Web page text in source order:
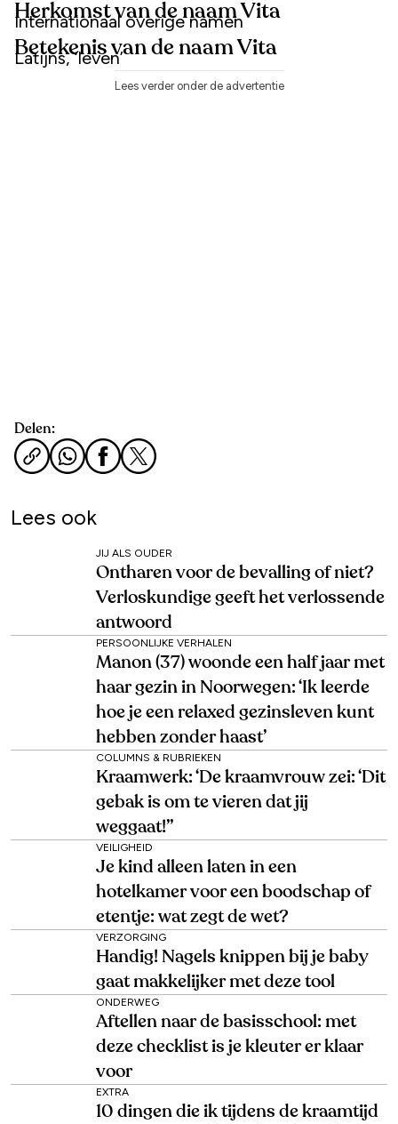
Herkomst van de naam Vita
Internationaal overige namen
Betekenis van de naam Vita
Latijns, ‘leven’
Lees verder onder de advertentie
Delen:
Lees ook
JIJ ALS OUDER
Ontharen voor de bevalling of niet?
Verloskundige geeft het verlossende
antwoord
PERSOONLIJKE VERHALEN
Manon (37) woonde een half jaar met
haar gezin in Noorwegen: ‘Ik leerde
hoe je een relaxed gezinsleven kunt
hebben zonder haast’
COLUMNS & RUBRIEKEN
Kraamwerk: ‘De kraamvrouw zei: ‘Dit
gebak is om te vieren dat jij
weggaat!’’
VEILIGHEID
Je kind alleen laten in een
hotelkamer voor een boodschap of
etentje: wat zegt de wet?
VERZORGING
Handig! Nagels knippen bij je baby
gaat makkelijker met deze tool
ONDERWEG
Aftellen naar de basisschool: met
deze checklist is je kleuter er klaar
voor
EXTRA
10 dingen die ik tijdens de kraamtijd